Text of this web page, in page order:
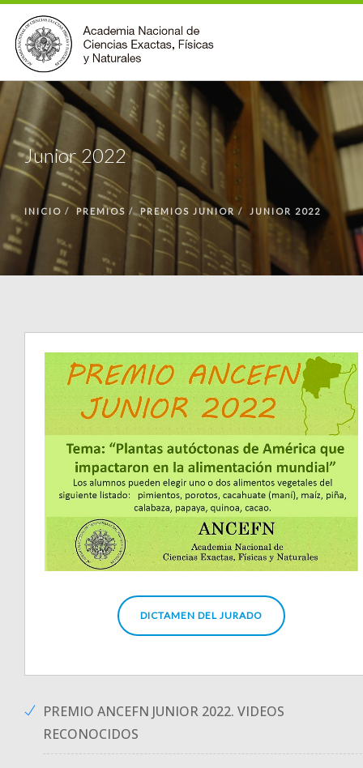
INSTITUCIONAL
ACCIONES
PREMIOS
BECAS
BIBLIOTECA
COMUNIDAD
VOLVER A LA PÁGINA INICIAL
BUSCAR EN ANCEFN
Junior 2022
INICIO PREMIOS PREMIOS JUNIOR JUNIOR 2022
DICTAMEN DEL JURADO
PREMIO ANCEFN JUNIOR 2022. VIDEOS
RECONOCIDOS